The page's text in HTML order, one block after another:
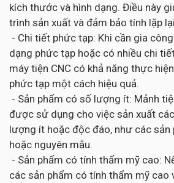
kích thước và hình dạng. Điều này
trình sản xuất và đảm bảo tính lặp
- Chi tiết phức tạp: Khi cần gia
dạng phức tạp hoặc có nhiều chi
máy tiện CNC có khả năng thực
phức tạp một cách hiệu quả.
- Sản phẩm có số lượng ít: Mảnh
được sử dụng cho việc sản xuất
lượng ít hoặc độc đáo, như các sản
hoặc nguyên mẫu.
- Sản phẩm có tính thẩm mỹ cao:
các sản phẩm có tính thẩm mỹ cao